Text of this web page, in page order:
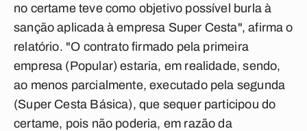
no certame teve como objetivo possível burla à
sanção aplicada à empresa Super Cesta", afirma o
relatório. "O contrato firmado pela primeira
empresa (Popular) estaria, em realidade, sendo,
ao menos parcialmente, executado pela segunda
(Super Cesta Básica), que sequer participou do
certame, pois não poderia, em razão da